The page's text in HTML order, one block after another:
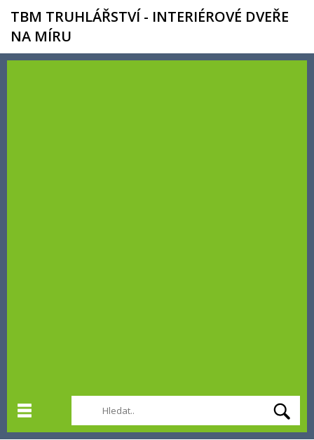
TBM TRUHLÁŘSTVÍ - INTERIÉROVÉ DVEŘE
NA MÍRU